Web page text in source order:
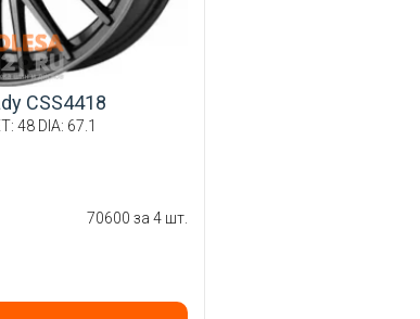
CSS4418
48 DIA: 67.1
70600 за 4 шт.